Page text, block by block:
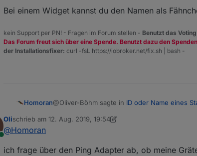
Bei einem Widget kannst du den Namen als
kein Support per PN! - Fragen im Forum stellen - Benutzt das
Das Forum freut sich über eine Spende. Benutzt dazu den
der Installationsfixer: curl -fsL https://iobroker.net/fix.sh | bash -
Homoran@Oliver-Böhm sagte in ID oder Name eines
gibt es eine Möglichkeit die ID oder den
Wie meinst du das genau?
Online
Olischrieb am 12. Aug. 2019, 19:54
zuletzt editiert von Oli8. Dez. 2019, 21:56
@Homoran
ich frage über den Ping Adapter ab, ob meine